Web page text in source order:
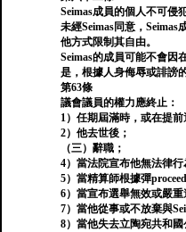
Seimas成員的個人不可侵犯
未經Seimas同意，
他方式限制其自由。
Seimas的成員可能不會因
是，根據人身侮辱或誹謗
第63條
議會議員的權力應終止：
1）任期屆滿時，或在提
2）他去世後；
（三）辭職；
4）當法院宣布他無法律行
5）當精算師根據彈
6）當宣布選舉無效或嚴重
7）當他從事或不放棄與
8）當他失去立陶宛共和國